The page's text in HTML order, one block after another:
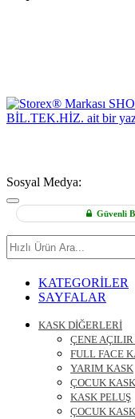
Sosyal Medya:
Güvenli
Hızlı
Ürün
KATEGORİLER
SAYFALAR
KASK DİĞERLERİ
ÇENE
FULL FACE
YARIM KASK
ÇOCUK
KASK PELUŞ
ÇOCUK